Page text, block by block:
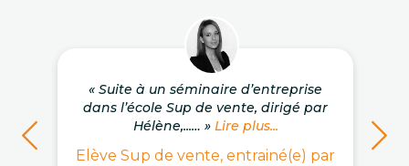
« Suite à un séminaire d’entreprise
dans l’école Sup de vente, dirigé par
Hélène,...… » Lire plus...
Elève Sup de vente, entrainé(e) par